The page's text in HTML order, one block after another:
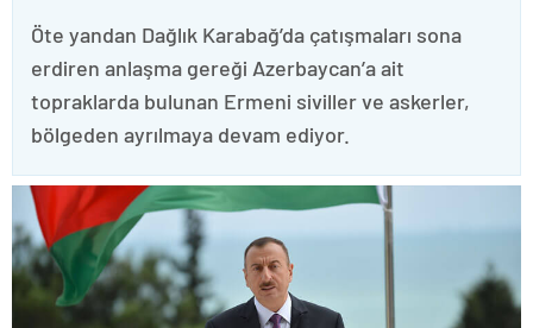
Öte yandan Dağlık Karabağ’da çatışmaları sona
erdiren anlaşma gereği Azerbaycan’a ait
topraklarda bulunan Ermeni siviller ve askerler,
bölgeden ayrılmaya devam ediyor.